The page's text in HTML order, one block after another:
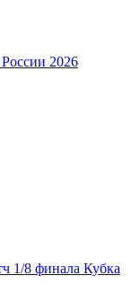
2026
1/8 финала Кубка